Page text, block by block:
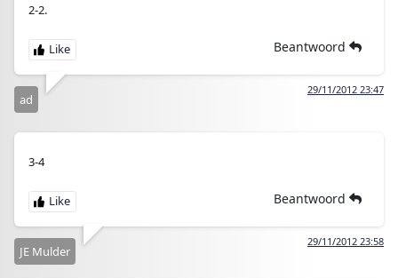
2-2.
Beantwoord
29/11/2012 23:47
ad
3-4
Beantwoord
29/11/2012 23:58
JE Mulder